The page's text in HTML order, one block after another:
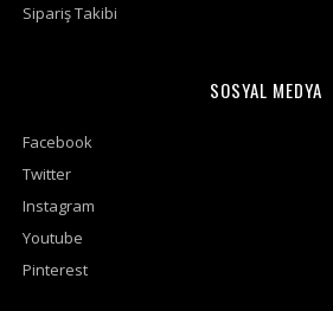
Sipariş Takibi
SOSYAL MEDYA
Facebook
Twitter
Instagram
Youtube
Pinterest